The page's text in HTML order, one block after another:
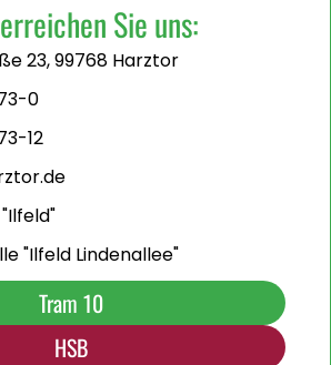
Sie uns:
23, 99768 Harztor
0
12
"Ilfeld Lindenallee"
Tram 10
HSB